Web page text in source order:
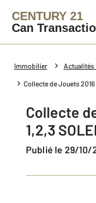
CENTURY 21
Can
Immobilier Actualités
Collecte de Jouets 2016
Collecte
1,2,3
Publié le 29/10/